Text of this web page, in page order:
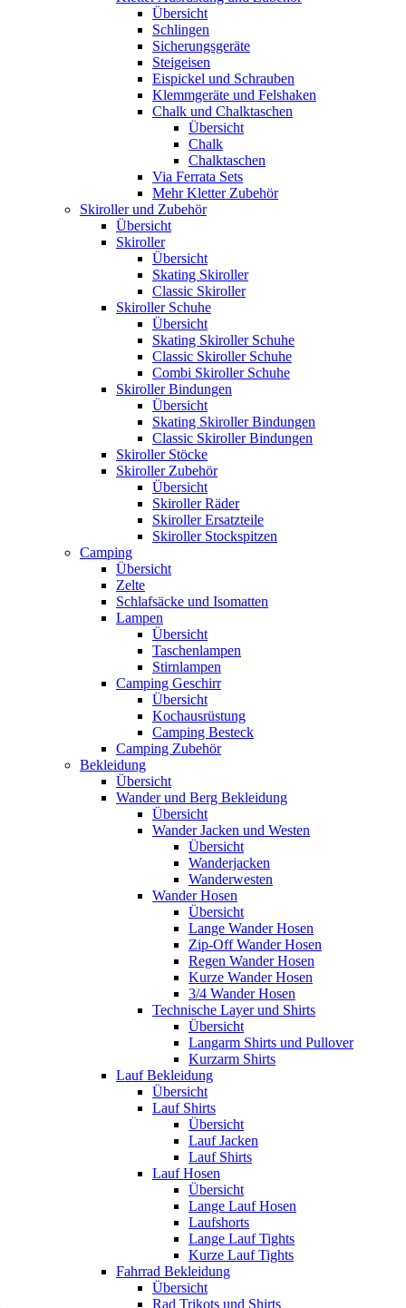
Übersicht
Schlingen
Sicherungsgeräte
Steigeisen
Eispickel und Schrauben
Klemmgeräte und Felshaken
Chalk und Chalktaschen
Übersicht
Chalk
Chalktaschen
Via Ferrata Sets
Mehr Kletter Zubehör
Skiroller und Zubehör
Übersicht
Skiroller
Übersicht
Skating Skiroller
Classic Skiroller
Skiroller Schuhe
Übersicht
Skating Skiroller Schuhe
Classic Skiroller Schuhe
Combi Skiroller Schuhe
Skiroller Bindungen
Übersicht
Skating Skiroller Bindungen
Classic Skiroller Bindungen
Skiroller Stöcke
Skiroller Zubehör
Übersicht
Skiroller Räder
Skiroller Ersatzteile
Skiroller Stockspitzen
Camping
Übersicht
Zelte
Schlafsäcke und Isomatten
Lampen
Übersicht
Taschenlampen
Stirnlampen
Camping Geschirr
Übersicht
Kochausrüstung
Camping Besteck
Camping Zubehör
Bekleidung
Übersicht
Wander und Berg Bekleidung
Übersicht
Wander Jacken und Westen
Übersicht
Wanderjacken
Wanderwesten
Wander Hosen
Übersicht
Lange Wander Hosen
Zip-Off Wander Hosen
Regen Wander Hosen
Kurze Wander Hosen
3/4 Wander Hosen
Technische Layer und Shirts
Übersicht
Langarm Shirts und Pullover
Kurzarm Shirts
Lauf Bekleidung
Übersicht
Lauf Shirts
Übersicht
Lauf Jacken
Lauf Shirts
Lauf Hosen
Übersicht
Lange Lauf Hosen
Laufshorts
Lange Lauf Tights
Kurze Lauf Tights
Fahrrad Bekleidung
Übersicht
Rad Trikots und Shirts